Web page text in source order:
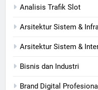
Analisis Trafik Slot
Arsitektur Sistem &
Arsitektur Sistem &
Bisnis dan Industri
Brand Digital Profesional